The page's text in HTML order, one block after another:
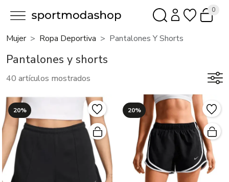
0
Mujer Ropa Deportiva Pantalones Y Shorts
Pantalones y shorts
40 artículos mostrados
20% 20%